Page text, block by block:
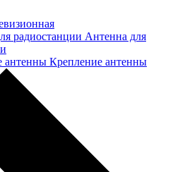
Антенна для
Крепление антенны